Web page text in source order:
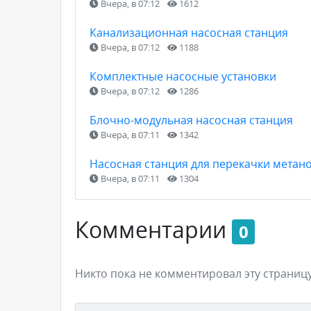
Вчера, в 07:12 1612
Канализационная насосная станция
Вчера, в 07:12 1188
Комплектные насосные установки
Вчера, в 07:12 1286
Блочно-модульная насосная станция
Вчера, в 07:11 1342
Насосная станция для перекачки
Вчера, в 07:11 1304
Комментарии 0
Никто пока не комментировал эту